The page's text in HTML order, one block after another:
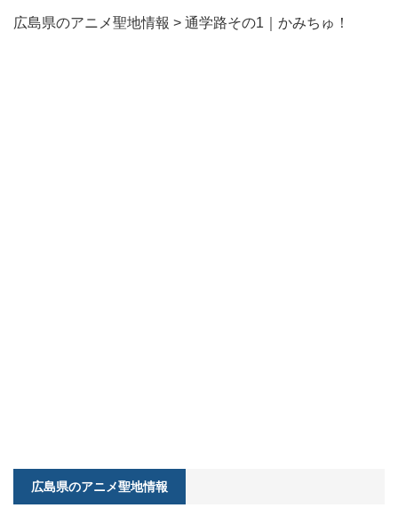
広島県のアニメ聖地情報 > 通学路その1｜かみちゅ！
広島県のアニメ聖地情報